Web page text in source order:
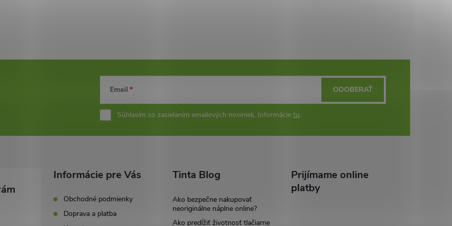
Email
Súhlasím so zasielaním emailových noviniek. Informácie tu.
ODOBERAŤ
Informácie pre Vás
Obchodné podmienky
Doprava a platba
Tinta Blog
Ako bezpečne nakupovať
neoriginálne náplne online?
Ako predĺžiť životnosť tlačiarne
Prijímame online
platby